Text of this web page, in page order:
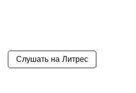
Слушать на Литрес